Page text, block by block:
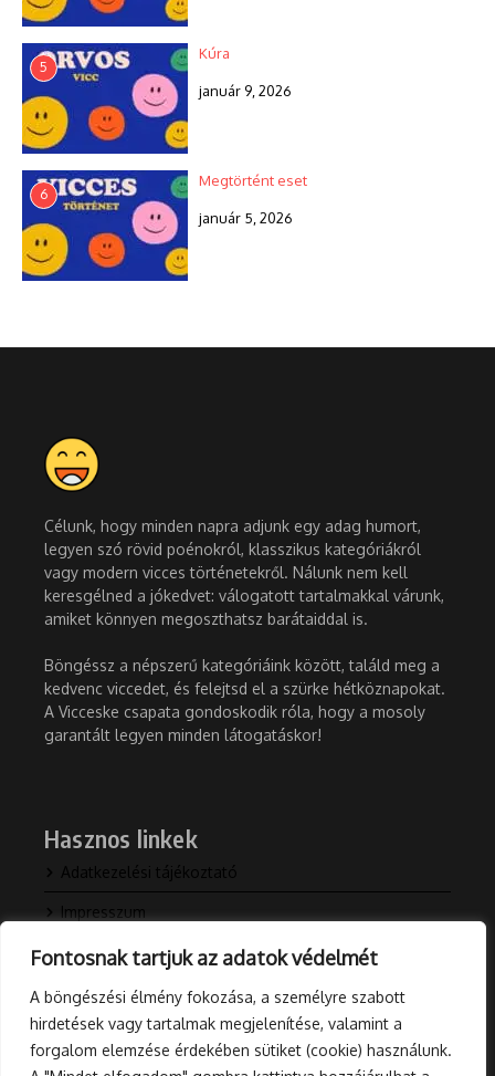
Fontosnak tartjuk az adatok védelmét
A böngészési élmény fokozása, a személyre szabott
hirdetések vagy tartalmak megjelenítése, valamint a
forgalom elemzése érdekében sütiket (cookie) használunk.
5
Kúra
január 9, 2026
6
Megtörtént eset
január 5, 2026
Célunk, hogy minden napra adjunk egy adag humort,
legyen szó rövid poénokról, klasszikus kategóriákról
vagy modern vicces történetekről. Nálunk nem kell
keresgélned a jókedvet: válogatott tartalmakkal várunk,
amiket könnyen megoszthatsz barátaiddal is.
Böngéssz a népszerű kategóriáink között, találd meg a
kedvenc viccedet, és felejtsd el a szürke hétköznapokat.
A Vicceske csapata gondoskodik róla, hogy a mosoly
garantált legyen minden látogatáskor!
Hasznos linkek
Adatkezelési tájékoztató
Impresszum
Kapcsolat
Rólunk
Blog